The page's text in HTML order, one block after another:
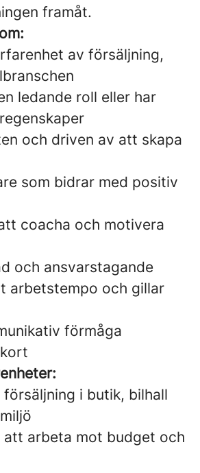
framåt.
av försäljning,
ledande roll eller har
och driven av att skapa
som bidrar med positiv
coacha och motivera
och ansvarstagande
arbetstempo och gillar
förmåga
i butik, bilhall
att arbeta mot budget och